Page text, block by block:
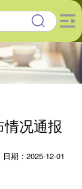
况通报
日期：2025-12-01